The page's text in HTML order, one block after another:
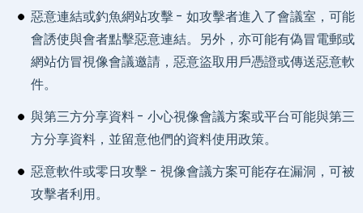
惡意連結或釣魚網站攻擊 - 如攻擊者進入了會議室，可能
會誘使與會者點擊惡意連結。另外，亦可能有偽冒電郵或
網站仿冒視像會議邀請，惡意盜取用戶憑證或傳送惡意軟
件。
與第三方分享資料 - 小心視像會議方案或平台可能與第三
方分享資料，並留意他們的資料使用政策。
惡意軟件或零日攻擊 - 視像會議方案可能存在漏洞，可被
攻擊者利用。